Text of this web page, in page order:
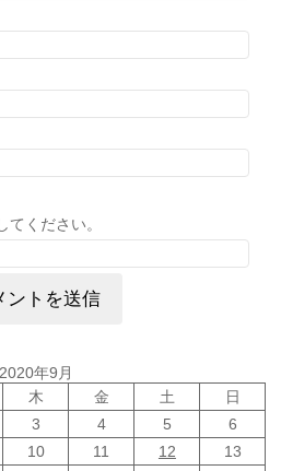
てください。
2020年9月
木 金 土
日
3 4 5
6
10 11 12
13